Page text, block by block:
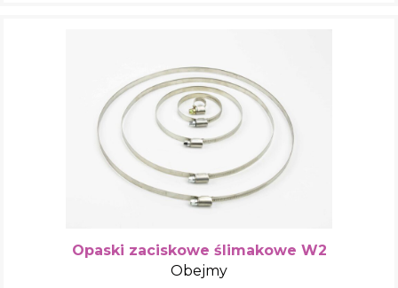
Opaski zaciskowe ślimakowe W2
Obejmy